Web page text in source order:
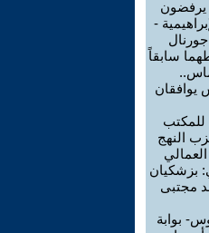
يرفضون
-
سابقاً
يوافقان
للمكتب
النهج
بزشكيان
مجتبى
بوابة